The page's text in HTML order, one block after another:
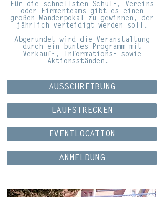
Für die schnellsten
Schul-, Vereins
oder Firmenteams gibt es einen
großen Wanderpokal zu gewinnen, der
jährlich verteidigt werden soll.
Abgerundet wird die Veranstaltung
durch ein buntes Programm mit
Verkauf-, Informations- sowie
Aktionsständen.
AUSSCHREIBUNG
LAUFSTRECKEN
EVENTLOCATION
ANMELDUNG